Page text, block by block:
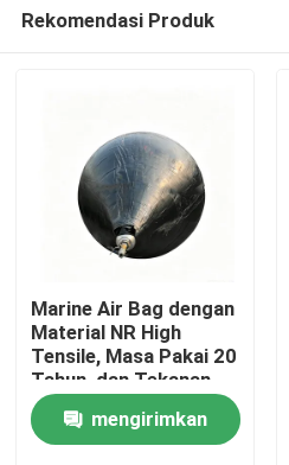
Rekomendasi Produk
Marine Air Bag dengan
Material NR High
Tensile, Masa Pakai 20
Tahun, dan Tekanan
Kerja 0,05-0,25 MPA
untuk Peluncuran
Kapal
mengirimkan